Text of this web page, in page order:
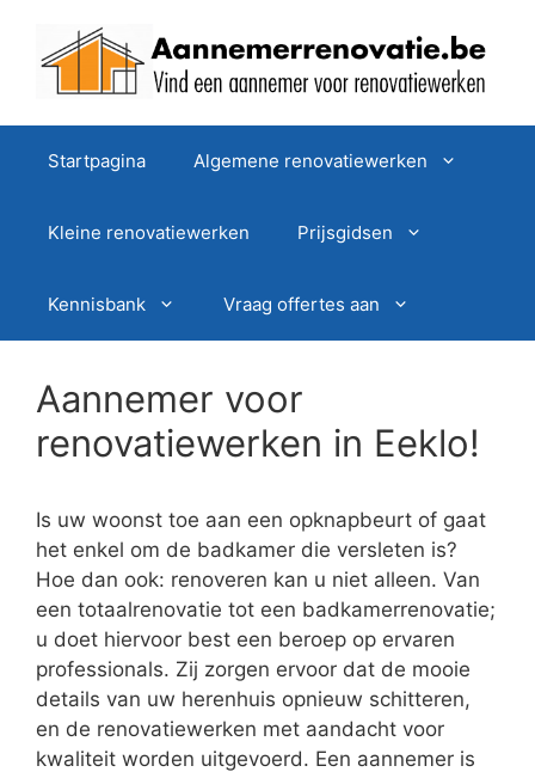
Startpagina Algemene renovatiewerken
Kleine renovatiewerken Prijsgidsen
Kennisbank Vraag offertes aan
Aannemer voor
renovatiewerken in Eeklo!
Is uw woonst toe aan een opknapbeurt of gaat
het enkel om de badkamer die versleten is?
Hoe dan ook: renoveren kan u niet alleen. Van
een totaalrenovatie tot een badkamerrenovatie;
u doet hiervoor best een beroep op ervaren
professionals. Zij zorgen ervoor dat de mooie
details van uw herenhuis opnieuw schitteren,
en de renovatiewerken met aandacht voor
kwaliteit worden uitgevoerd. Een aannemer is